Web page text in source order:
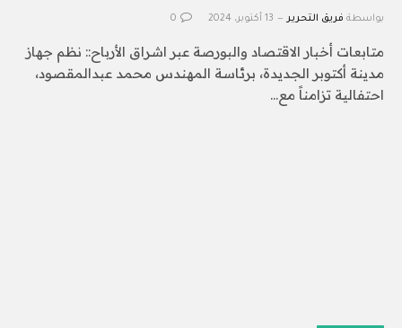
بواسطة فريق التحرير 13 أكتوبر، 2024 0
متابعات أخبار الاقتصاد والبورصة عبر اشراق الأرباح:: نظم جهاز
مدينة أكتوبر الجديدة، برئاسة المهندس محمد عبدالمقصود،
احتفالية تزامناً مع…